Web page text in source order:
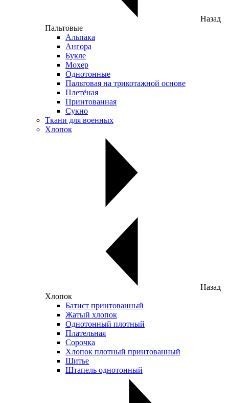
Назад
Пальтовые
Альпака
Ангора
Букле
Мохер
Однотонные
Пальтовая на трикотажной основе
Плетёная
Принтованная
Сукно
Ткани для военных
Хлопок
Назад
Хлопок
Батист принтованный
Жатый хлопок
Однотонный плотный
Плательная
Сорочка
Хлопок плотный принтованный
Шитье
Штапель однотонный